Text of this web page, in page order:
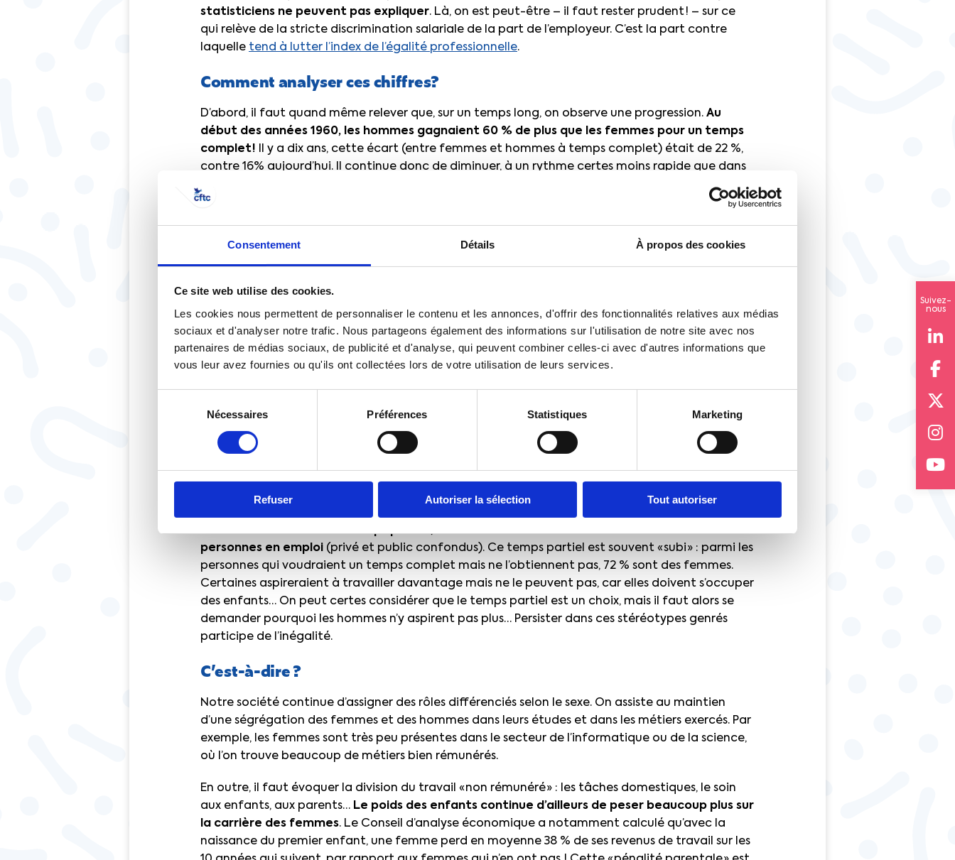
Consentement Détails À propos des cookies
Ce site web utilise des cookies.
Les cookies nous permettent de personnaliser le contenu et les annonces, d'offrir des fonctionnalités relatives aux médias
sociaux et d'analyser notre trafic. Nous partageons également des informations sur l'utilisation de notre site avec nos
partenaires de médias sociaux, de publicité et d'analyse, qui peuvent combiner celles-ci avec d'autres informations que
vous leur avez fournies ou qu'ils ont collectées lors de votre utilisation de leurs services.
consentement
Nécessaires Préférences Statistiques Marketing
Refuser Autoriser la sélection Tout autoriser
Suivez-
nous
statisticiens ne peuvent pas expliquer. Là, on est peut-être – il faut rester prudent ! – sur ce
qui relève de la stricte discrimination salariale de la part de l’employeur. C’est la part contre
laquelle tend à lutter l’index de l’égalité professionnelle.
Comment analyser ces chiffres?
D’abord, il faut quand même relever que, sur un temps long, on observe une progression. Au
début des années 1960, les hommes gagnaient 60 % de plus que les femmes pour un temps
complet ! Il y a dix ans, cette écart (entre femmes et hommes à temps complet) était de 22 %,
contre 16% aujourd’hui. Il continue donc de diminuer, à un rythme certes moins rapide que dans
sur l’autonomie économique des femmes
, sur leur risque de basculer dans la pauvreté si elles se
séparent – surtout si elles ont des enfants –, sur leur plus faible montant de pension de retraite.
considérable… Mais, attention : les femmes sont aujourd’hui plus diplômées qu’avant. Il existe
donc un décalage entre leur niveau de qualification et leur accès aux postes à responsabilités.
Et, quand on affine notre analyse des hauts salaires, on constate que, parmi les 10 % des salariés
du privé les mieux payés, la part des femmes est de 34 %…
C’est le fameux « plafond de verre » ?
personnes en emploi (privé et public confondus). Ce temps partiel est souvent « subi » : parmi les
personnes qui voudraient un temps complet mais ne l’obtiennent pas, 72 % sont des femmes.
Certaines aspireraient à travailler davantage mais ne le peuvent pas, car elles doivent s’occuper
des enfants… On peut certes considérer que le temps partiel est un choix, mais il faut alors se
demander pourquoi les hommes n’y aspirent pas plus… Persister dans ces stéréotypes genrés
participe de l’inégalité.
C’est-à-dire ?
Notre société continue d’assigner des rôles différenciés selon le sexe. On assiste au maintien
d’une ségrégation des femmes et des hommes dans leurs études et dans les métiers exercés. Par
exemple, les femmes sont très peu présentes dans le secteur de l’informatique ou de la science,
où l’on trouve beaucoup de métiers bien rémunérés.
En outre, il faut évoquer la division du travail « non rémunéré » : les tâches domestiques, le soin
aux enfants, aux parents… Le poids des enfants continue d’ailleurs de peser beaucoup plus sur
la carrière des femmes. Le Conseil d’analyse économique a notamment calculé qu’avec la
naissance du premier enfant, une femme perd en moyenne 38 % de ses revenus de travail sur les